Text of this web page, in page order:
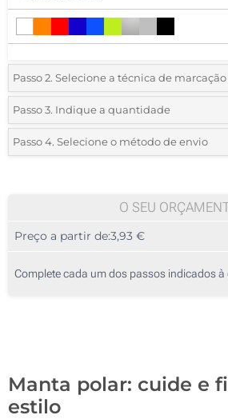
Passo 2. Selecione a técnica de marcação
*Selecione o tipo de marcação e as cores
1 Cor (Na faixa)
Passo 3. Indique a quantidade
*Quantidade mínima:10
20
50
Passo 4. Selecione o método de envio
O SEU
Preço a partir de:3,93 €
Complete cada um dos passos indicados à
Manta polar: cuide e
estilo